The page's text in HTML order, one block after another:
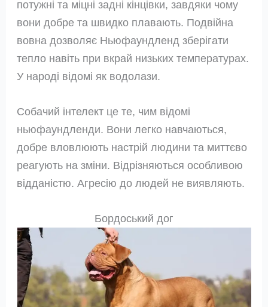
потужні та міцні задні кінцівки, завдяки чому
вони добре та швидко плавають. Подвійна
вовна дозволяє Ньюфаундленд зберігати
тепло навіть при вкрай низьких температурах.
У народі відомі як водолази.
Собачий інтелект це те, чим відомі
ньюфаундленди. Вони легко навчаються,
добре вловлюють настрій людини та миттєво
реагують на зміни. Відрізняються особливою
відданістю. Агресію до людей не виявляють.
Бордоський дог